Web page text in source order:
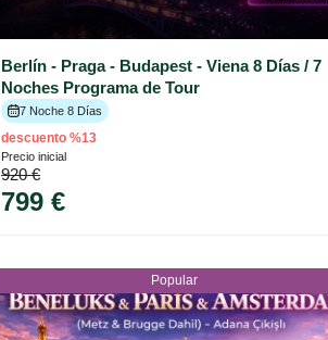
Berlín - Praga - Budapest - Viena 8 Días / 7
Noches Programa de Tour
7 Noche 8 Días
descuento %13
Precio inicial
920 €
799 €
Popular